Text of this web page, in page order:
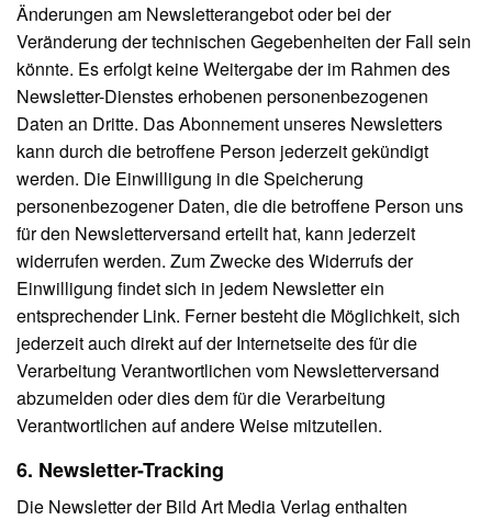
Änderungen am Newsletterangebot oder bei der
Veränderung der technischen Gegebenheiten der Fall sein
könnte. Es erfolgt keine Weitergabe der im Rahmen des
Newsletter-Dienstes erhobenen personenbezogenen
Daten an Dritte. Das Abonnement unseres Newsletters
kann durch die betroffene Person jederzeit gekündigt
werden. Die Einwilligung in die Speicherung
personenbezogener Daten, die die betroffene Person uns
für den Newsletterversand erteilt hat, kann jederzeit
widerrufen werden. Zum Zwecke des Widerrufs der
Einwilligung findet sich in jedem Newsletter ein
entsprechender Link. Ferner besteht die Möglichkeit, sich
jederzeit auch direkt auf der Internetseite des für die
Verarbeitung Verantwortlichen vom Newsletterversand
abzumelden oder dies dem für die Verarbeitung
Verantwortlichen auf andere Weise mitzuteilen.
6. Newsletter-Tracking
Die Newsletter der Bild Art Media Verlag enthalten